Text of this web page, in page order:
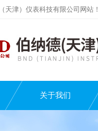
天津）仪表科技有限公司网站！
关于我们